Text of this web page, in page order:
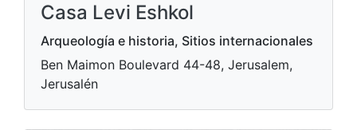
Casa Levi Eshkol
Arqueología e historia, Sitios internacionales
Ben Maimon Boulevard 44-48, Jerusalem,
Jerusalén